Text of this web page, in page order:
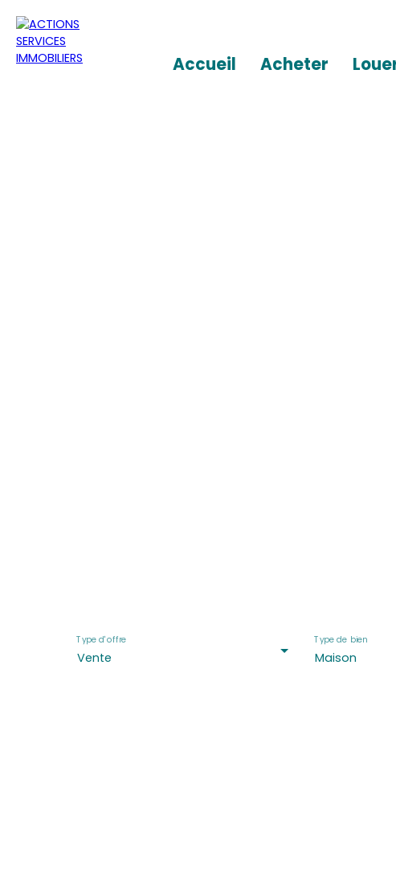
Accueil Acheter
Vente
Type d'offre
Maison
Type de bien